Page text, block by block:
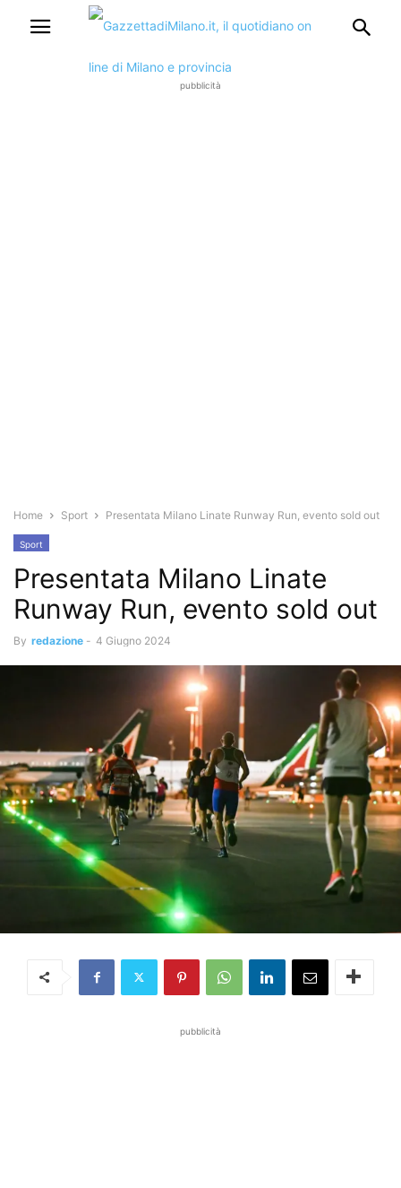
pubblicità
Home Sport Presentata Milano Linate Runway Run, evento sold out
Sport
Presentata Milano Linate
Runway Run, evento sold out
By redazione - 4 Giugno 2024
pubblicità